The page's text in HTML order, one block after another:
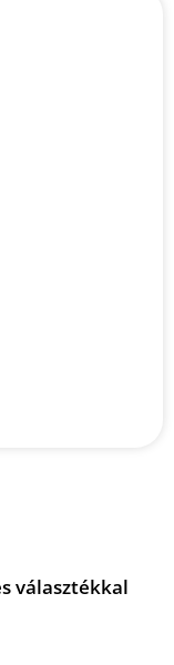
választékkal